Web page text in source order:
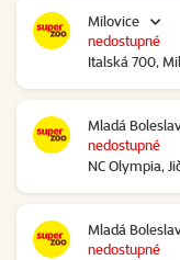
Milovice
Italská 700,
nedostupné
Mladá
NC Olympia,
nedostupné
Mladá
nedostupné